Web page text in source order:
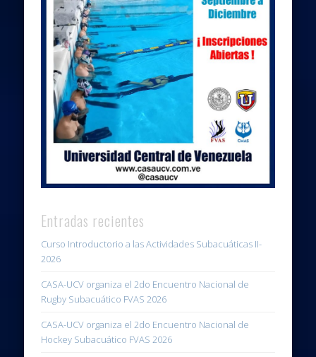
Entradas recientes
Curso Introductorio a las Actividades Subacuáticas II-
2026
CASA-UCV organiza el 2do Encuentro Nacional de
Rugby Subacuático FVAS 2026
CASA-UCV organiza el 2do Encuentro Nacional de
Hockey Subacuático FVAS 2026